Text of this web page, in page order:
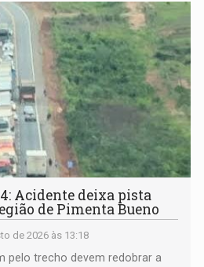
Acidente deixa pista
de Pimenta Bueno
de 2026 às 13:18
pelo trecho devem redobrar a